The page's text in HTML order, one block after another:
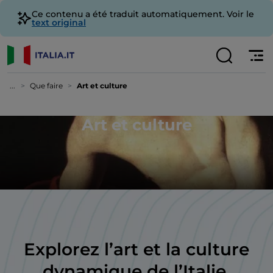
Ce contenu a été traduit automatiquement. Voir le
text original
... Que faire Art et culture
Art et culture
Explorez l’art et la culture